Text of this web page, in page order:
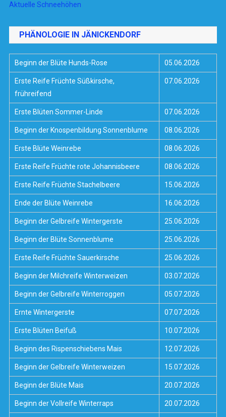
Aktuelle Schneehöhen
PHÄNOLOGIE IN JÄNICKENDORF
Beginn der Blüte Hunds-Rose 05.06.2026
Erste Reife Früchte Süßkirsche,
frühreifend
07.06.2026
Erste Blüten Sommer-Linde 07.06.2026
Beginn der Knospenbildung Sonnenblume 08.06.2026
Erste Blüte Weinrebe 08.06.2026
Erste Reife Früchte rote Johannisbeere 08.06.2026
Erste Reife Früchte Stachelbeere 15.06.2026
Ende der Blüte Weinrebe 16.06.2026
Beginn der Gelbreife Wintergerste 25.06.2026
Beginn der Blüte Sonnenblume 25.06.2026
Erste Reife Früchte Sauerkirsche 25.06.2026
Beginn der Milchreife Winterweizen 03.07.2026
Beginn der Gelbreife Winterroggen 05.07.2026
Ernte Wintergerste 07.07.2026
Erste Blüten Beifuß 10.07.2026
Beginn des Rispenschiebens Mais 12.07.2026
Beginn der Gelbreife Winterweizen 15.07.2026
Beginn der Blüte Mais 20.07.2026
Beginn der Vollreife Winterraps 20.07.2026